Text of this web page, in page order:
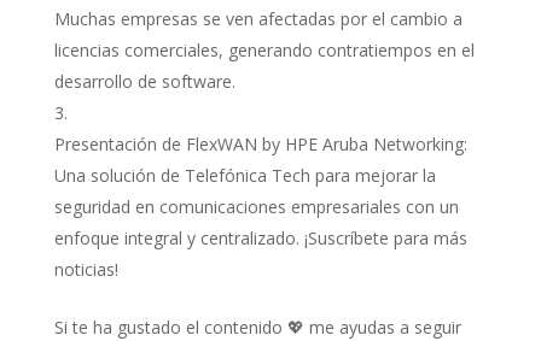
Muchas empresas se ven afectadas por el cambio a
licencias comerciales, generando contratiempos en el
desarrollo de software.
Presentación de FlexWAN by HPE Aruba Networking:
Una solución de Telefónica Tech para mejorar la
seguridad en comunicaciones empresariales con un
enfoque integral y centralizado. ¡Suscríbete para más
noticias!
Si te ha gustado el contenido 💖 me ayudas a seguir